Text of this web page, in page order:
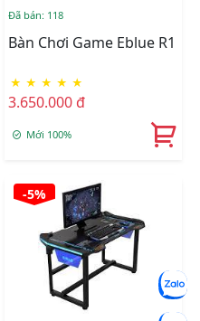
Đã bán: 118
Bàn Chơi Game Eblue R1
★ ★ ★ ★ ★
3.650.000 đ
Mới 100%
-5%